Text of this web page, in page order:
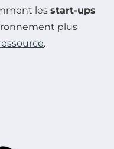
les start-ups
plus
.